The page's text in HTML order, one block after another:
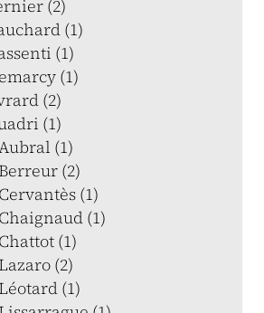
(2)
(1)
(1)
(1)
(2)
(1)
(1)
(2)
(1)
(1)
(1)
(2)
(1)